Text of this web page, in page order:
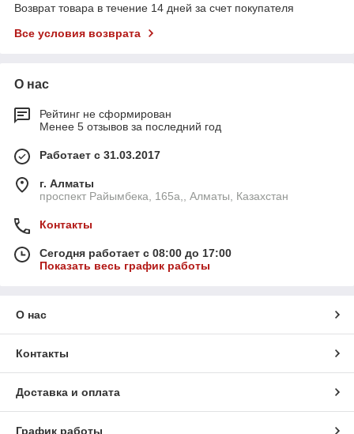
Возврат товара в течение 14 дней за счет покупателя
Все условия возврата
О нас
Рейтинг не сформирован
Менее 5 отзывов за последний год
Работает с 31.03.2017
г. Алматы
проспект Райымбека, 165а,, Алматы, Казахстан
Контакты
Сегодня работает с 08:00 до 17:00
Показать весь график работы
О нас
Контакты
Доставка и оплата
График работы